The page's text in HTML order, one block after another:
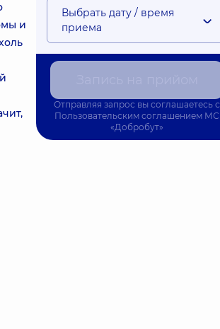
и
Выбрать дату / время
приема
Отправляя запрос вы соглашаетесь с
Пользовательским соглашением МС
«Добробут»